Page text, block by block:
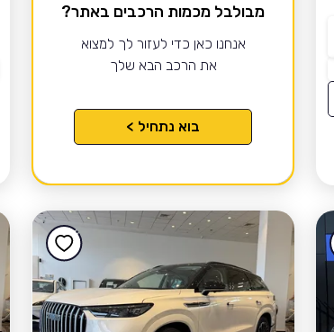
מבולבל מכמות הרכבים באתר?
אנחנו כאן כדי לעזור לך למצוא
את הרכב הבא שלך
בוא נתחיל >